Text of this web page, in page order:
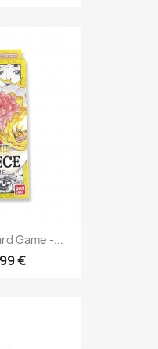
Game -...
€